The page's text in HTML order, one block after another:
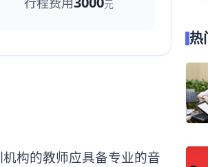
元
构的教师应具备专业的音
热